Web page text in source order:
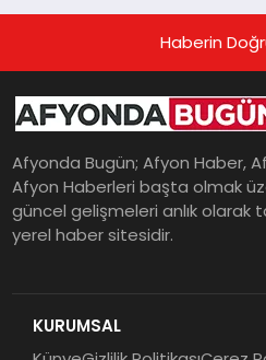
SIYASET
SPOR
Haberin
Afyonda Bugün; Afyon Haber,
Afyon Haberleri başta olmak
güncel gelişmeleri anlık olarak
yerel haber sitesidir.
KURUMSAL